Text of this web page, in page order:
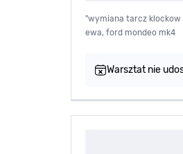
"wymiana tarcz klockow
ewa, ford mondeo mk4
Warsztat nie